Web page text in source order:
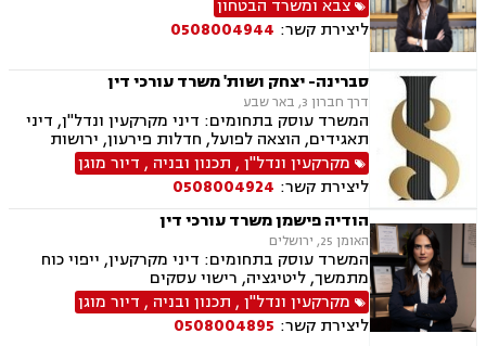
צבא ומשרד הבטחון
ליצירת קשר: 0508004944
סברינה- יצחק ושות' משרד עורכי דין
דרך חברון 3, באר שבע
המשרד עוסק בתחומים: דיני מקרקעין ונדל"ן, דיני
תאגידים, הוצאה לפועל, חדלות פירעון, ירושות
וצוואת.
מקרקעין ונדל"ן, תכנון ובניה , דיור מוגן
ליצירת קשר: 0508004924
הודיה פישמן משרד עורכי דין
האומן 25, ירושלים
המשרד עוסק בתחומים: דיני מקרקעין, ייפוי כוח
מתמשך, ליטיגציה, רישוי עסקים
מקרקעין ונדל"ן, תכנון ובניה , דיור מוגן
ליצירת קשר: 0508004895